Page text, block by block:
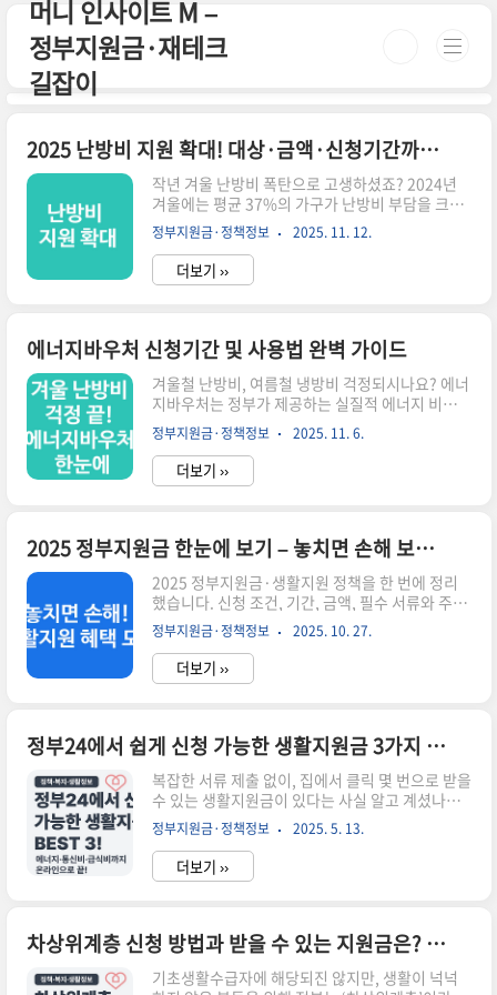
본문 바로가기
머니 인사이트 M –
정부지원금·재테크
길잡이
2025 난방비 지원 확대! 대상·금액·신청기간까지 총정리
작년 겨울 난방비 폭탄으로 고생하셨죠? 2024년
겨울에는 평균 37%의 가구가 난방비 부담을 크게
느꼈고, 특히 도시가스·지역난방 가구의 체감 상승
률이 높았습니다. 이런 상황을 반영해 2025년 난방
비 지원 제도가 대폭 확대됩니다.하지만 문제는 대
부분의 지원이 ‘자동으로 지급되지 않는다’는 점입
없이, 실제로 난방비가 줄어드는 지원만 압축 정리
했습니다.⏳ 3분 요약 – 2025 난방비 지원 핵심지
원대상 확대: 저소득·차상위 외 1인 고령·장애·영
유아 가구까지 확대지원금액 증가: 연 최대 약 41만
원 + 지자체 추가 10~40만 원신청기간: 전국 공통
10~12월 집중 접수, 지역별 상이지원방식: ..
정부지원금·정책정보 2025. 11. 12.
더보기 ››
에너지바우처 신청기간 및 사용법 완벽 가이드
겨울철 난방비, 여름철 냉방비 걱정되시나요? 에너
지바우처는 정부가 제공하는 실질적 에너지 비용
지원 제도입니다. 신청 기간과 사용법을 제대로 알
지 못하면 지원 대상이어도 혜택을 놓칠 수 있습니
다. 📌 에너지바우처 핵심 요약 ✔️ 지원 대상: 기초
생활보장 수급자 등 ✔️ 신청 기간: 2025년 5월 ~
또는 전용카드 사용 🔍 에너지바우처란 무엇인가
요?에너지바우처는 저소득층 가구의 냉난방 에너
지 비용 부담을 줄이기 위해 정부가 현금 대신 '에너
지 포인트'를 제공하는 제도입니다. 에너지 취약계
층의 에너지 접근권을 보장하고자 시행되며, 지원
금은 전기, 도시가스, 연탄, 등유 등 에너..
정부지원금·정책정보 2025. 11. 6.
더보기 ››
2025 정부지원금 한눈에 보기 – 놓치면 손해 보는 생활밀착형 지원정책 총정리
2025 정부지원금·생활지원 정책을 한 번에 정리
했습니다. 신청 조건, 기간, 금액, 필수 서류와 주의
사항까지 ‘실제 신청’에 필요한 정보만 빠르게 확인
하세요. (정책은 분기별로 변경될 수 있으니 본문
하단의 공식 링크를 통해 최종 확인을 권장합니다.)
요약: 2025년 기준 주요 생활밀착형 지원정책소득
부24 / 복지로에서 확인🔎 읽는 순서① 핵심정책
표 → ② 자격·기간 → ③ 온라인 신청 경로 → ④
유의사항 → ⑤ FAQ정책명주요 대상핵심 혜택신
청 경로민생회복 소비쿠폰소득기준 충족 가구분야
별 할인·포인트 제공정부24에너지바우처취약계
층전기·가스·연료비 지원복지로청년 지원(도약계
좌·월세)청년·사회초년생저축 ..
정부지원금·정책정보 2025. 10. 27.
더보기 ››
정부24에서 쉽게 신청 가능한 생활지원금 3가지 – 온라인으로 간편하게!
복잡한 서류 제출 없이, 집에서 클릭 몇 번으로 받을
수 있는 생활지원금이 있다는 사실 알고 계셨나요?
바로 정부24를 통해 신청 가능한 복지 서비스들인
데요, 정부24는 중앙정부와 지자체의 다양한 지원
금을 온라인에서 한 번에 확인하고 신청할 수 있도
록 도와주는 공공 플랫폼입니다.이번 글에서는
1. 에너지바우처에너지 취약계층에게 여름·겨울
냉난방비를 지원해주는 제도예요. 전기, 도시가스,
연탄 등 사용료를 현금처럼 결제할 수 있습니다.✅
정부지원금·정책정보 2025. 5. 13.
더보기 ››
차상위계층 신청 방법과 받을 수 있는 지원금은? – 2025년 기준 정리
기초생활수급자에 해당되진 않지만, 생활이 넉넉